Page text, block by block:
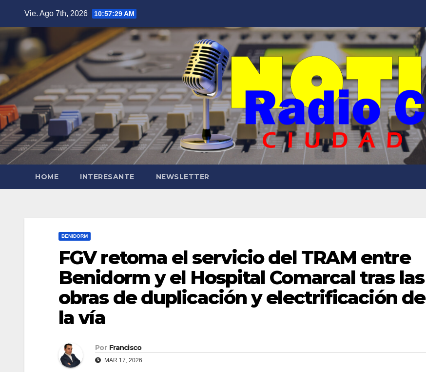
contenido
Vie. Ago 7th, 2026 10:57:30 AM
HOME INTERESANTE NEWSLETTER
BENIDORM
FGV retoma el servicio del TRAM entre
Benidorm y el Hospital Comarcal tras las
obras de duplicación y electrificación de
la vía
Por Francisco
MAR 17, 2026